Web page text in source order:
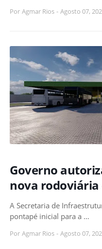
Por Agmar Rios - Agosto 07,
Governo
nova rodoviária
A Secretaria de
pontapé inicial para a …
Por Agmar Rios - Agosto 07,